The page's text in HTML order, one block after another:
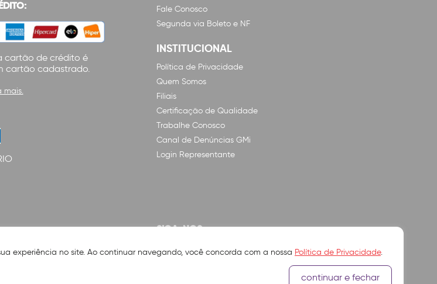
cartão de crédito é
cartão cadastrado.
mais.
Fale Conosco
Segunda via Boleto e NF
INSTITUCIONAL
Política de Privacidade
Quem Somos
Filiais
Certificação de Qualidade
Trabalhe Conosco
Canal de Denúncias GMi
Login Representante
SIGA-NOS
experiência no site. Ao continuar navegando, você concorda com a nossa Política de Privacidade.
continuar e fechar